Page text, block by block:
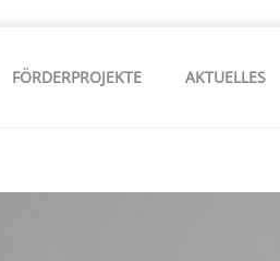
FÖRDERPROJEKTE AKTUELLES